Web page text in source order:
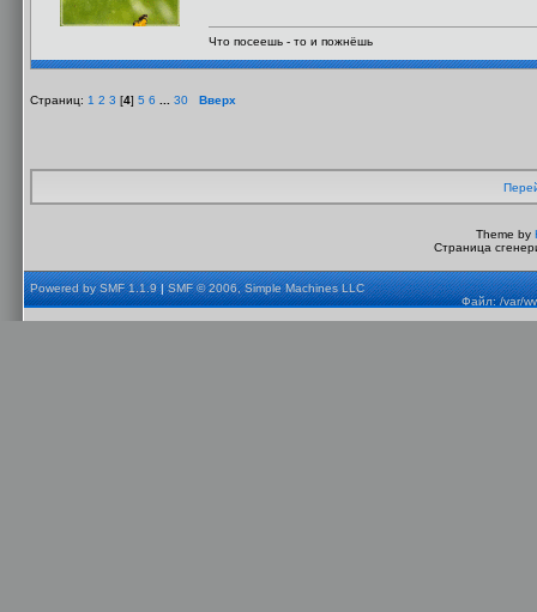
Что посеешь - то и пожнёшь
Страниц: 1 2 3 [4] 5 6 30 Вверх
Theme by
Страница
Powered by SMF 1.1.9|SMF © 2006, Simple Machines LLC
Файл: /var/